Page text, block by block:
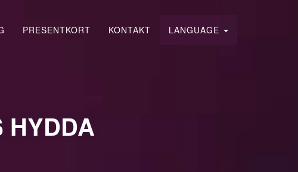
PRESENTKORT KONTAKT LANGUAGE
HYDDA